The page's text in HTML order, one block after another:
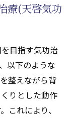
療(天啓気功
目指す気功治
以下のような
整えながら背
りとした動作
これにより、